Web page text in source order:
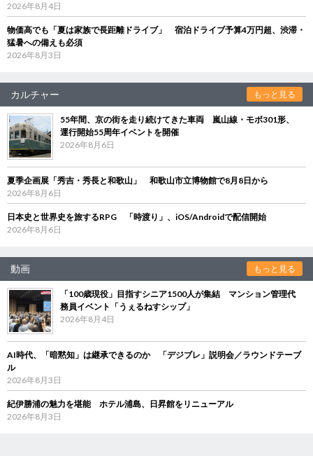
2026年8月4日
物価高でも「夏は家族で長距離ドライブ」 宿泊ドライブ予算4万円超、渋滞・
猛暑への備えも必須
2026年8月3日
カルチャー もっと見る
55年間、京の街を走り続けてきた車両 嵐山線・モボ301形、
運行開始55周年イベントを開催
2026年8月6日
夏季企画展「秀吉・秀長と和歌山」 和歌山市立博物館で8月8日から
2026年8月6日
日本史と世界史を旅するRPG 「時渡り」、iOS/Androidで配信開始
2026年8月6日
動画 もっと見る
「100歳現役」目指すシニア1500人が集結 マンション管理代
務員イベント「うぇるねすシップ」
2026年8月4日
AI時代、「暗黙知」は継承できるのか 「デジブレ」説明会／ラウンドテーブ
ル
2026年8月3日
紀伊勝浦の魅力を堪能 ホテル浦島、日昇館をリニューアル
2026年8月3日